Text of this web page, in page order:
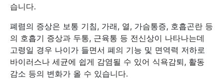
습니다.
폐렴의 증상은 보통 기침, 가래, 열, 가슴통증, 호흡곤란 등
의 호흡기 증상과 두통, 근육통 등 전신상이 나타나는데
고령일 경우 나이가 들면서 폐의 기능 및 면역력 저하로
바이러스나 세균에 쉽게 감염될 수 있어 식욕감퇴, 활동
감소 등의 변화가 올 수 있습니다.